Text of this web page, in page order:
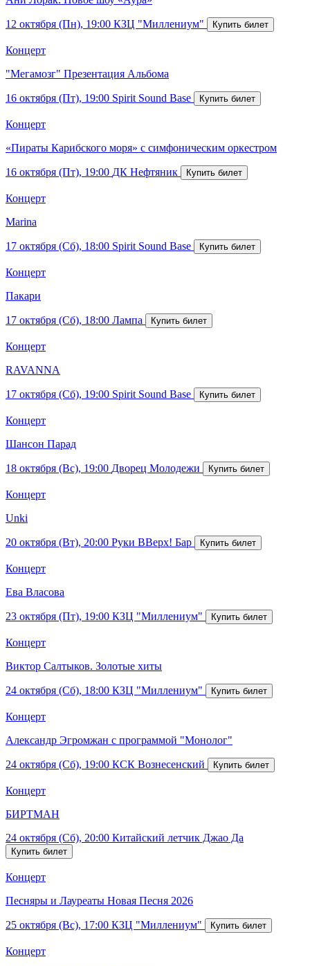
12 октября (Пн), 19:00 КЗЦ "Миллениум"
Концерт
"Мегамозг" Презентация Альбома
16 октября (Пт), 19:00 Spirit Sound Base
Концерт
«Пираты Карибского моря» с симфоническим оркестром
16 октября (Пт), 19:00 ДК Нефтяник
Концерт
Marina
17 октября (Сб), 18:00 Spirit Sound Base
Концерт
Пакари
17 октября (Сб), 18:00 Лампа
Концерт
RAVANNA
17 октября (Сб), 19:00 Spirit Sound Base
Концерт
Шансон Парад
18 октября (Вс), 19:00 Дворец Молодежи
Концерт
Unki
20 октября (Вт), 20:00 Руки ВВерх! Бар
Концерт
Ева Власова
23 октября (Пт), 19:00 КЗЦ "Миллениум"
Концерт
Виктор Салтыков. Золотые хиты
24 октября (Сб), 18:00 КЗЦ "Миллениум"
Концерт
Александр Эгромжан с программой "Монолог"
24 октября (Сб), 19:00 КСК Вознесенский
Концерт
БИРТМАН
24 октября (Сб), 20:00 Китайский летчик Джао Да
Концерт
Песняры и Лауреаты Новая Песня 2026
25 октября (Вс), 17:00 КЗЦ "Миллениум"
Концерт